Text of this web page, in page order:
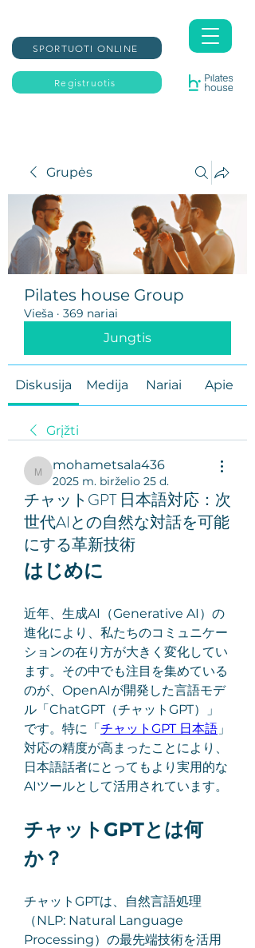
Registruotis
SPORTUOTI ONLINE
Grupės
Pilates house Group
Vieša · 369 nariai
Jungtis
Diskusija Medija Nariai Apie
Grįžti
mohametsala436
mohametsala436
2025 m. birželio 25 d.
チャットGPT 日本語対応：次
世代AIとの自然な対話を可能
にする革新技術
はじめに
近年、生成AI（Generative AI）の
進化により、私たちのコミュニケー
ションの在り方が大きく変化してい
ます。その中でも注目を集めている
のが、OpenAIが開発した言語モデ
ル「ChatGPT（チャットGPT）」
です。特に「チャットGPT 日本語 」
対応の精度が高まったことにより、
日本語話者にとってもより実用的な
AIツールとして活用されています。
チャットGPTとは何
か？
チャットGPTは、自然言語処理
（NLP: Natural Language
Processing）の最先端技術を活用